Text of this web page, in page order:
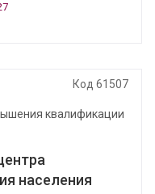
Код 61507
квалификации
населения